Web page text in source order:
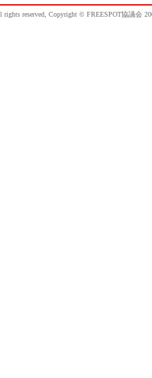
rights reserved, Copyright © FREESPOT協議会